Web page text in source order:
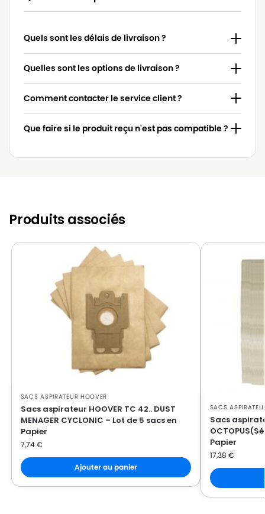
HOOVER
HOOVER 427BCLASSIC
HOOVER
HOOVER 427CLASSIC
HOOVER
HOOVER 507CLASSIC
HOOVER
HOOVER 612JUNIOR
HOOVER
HOOVER 638JUNIOR
HOOVER
HOOVER 652AJUNIOR
HOOVER
HOOVER 652CJUNIOR
HOOVER 652EJUNIOR
HOOVER
HOOVER 652JUNIOR
HOOVER 652SJUNIOR
HOOVER 653JUNIOR
HOOVER 912JUNIOR
HOOVER
HOOVER CLASSIC(Série)
HOOVER
HOOVER CLASSIC414G
HOOVER
HOOVER
HOOVER CLASSIC417G
Quels sont les délais de livraison ?
Quelles sont les options de livraison ?
Comment contacter le service client ?
Que faire si le produit reçu n'est pas compatible ?
Produits associés
SACS ASPIRATEUR HOOVER
Sacs aspirateur HOOVER TC 42.. DUST
MENAGER CYCLONIC – Lot de 5 sacs en
Papier
7,74€
Ajouter au panier
SACS
Sacs
Papier
17,38 €